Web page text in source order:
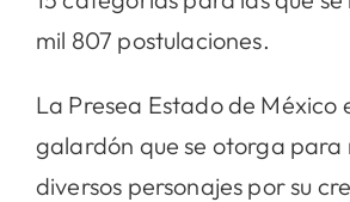
mil 807 postulaciones.
La Presea Estado de México
galardón que se otorga para
diversos personajes por su